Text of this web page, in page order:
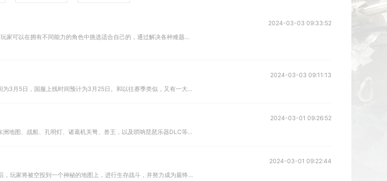
2024-03-03 09:33:52
备受玩家期待的多人合作恐怖游戏逃生试炼1.0版本将在3月5日正式发售上线，游戏中玩家可以在拥有不同能力的角色中挑选适合自己的，通过解决各种难题和避开危险，最终成功逃离险境。很多玩家关心逃生试炼游戏配置
2024-03-03 09:11:13
3月份云顶S11赛季马上就要来了，S11赛季的主题是与神话传说邂逅，美测服上线时间为3月5日，国服上线时间预计为3月25日。和以往赛季类似，又有一大批玩家开始前往美测服抢下体验新内容了。有部分玩家表示
2024-03-01 09:26:52
帝国神话最近正式上线Steam商店了，和其他沙盒游戏不同，这款游戏能带来全新的东洲地图、战船、孔明灯、诸葛机关弩、兽王，以及唢呐琵琶乐器DLC等内容，给玩家体验新的乱世征战的机会。不过有部分玩家反映游
2024-03-01 09:22:44
绝地求生/PUBG是全球最受欢迎的大逃杀游戏，该作由韩国蓝洞公司开发，进入游戏后，玩家将被空投到一个神秘的地图上，进行生存战斗，并努力成为最终存活者。不过，有小部分玩家反馈经常碰到绝地求生/PUBG更